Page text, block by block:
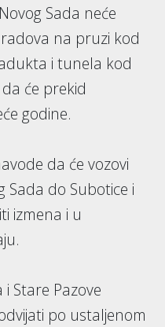
Sada neće
na pruzi kod
i tunela kod
će prekid
godine.
da će vozovi
Sada do Subotice i
izmena i u
Stare Pazove
po ustaljenom